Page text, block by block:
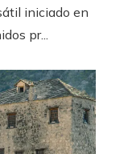
iniciado en
pr...